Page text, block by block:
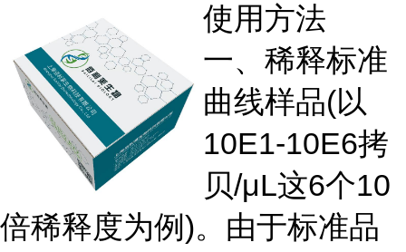
使用方法
一、稀释标准
曲线样品(以
10E1-10E6拷
贝/μL这6个10
倍稀释度为例)。由于标准品